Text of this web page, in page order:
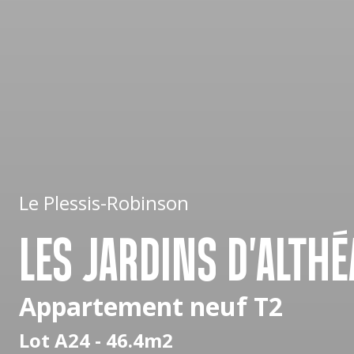
Le Plessis-Robinson
LES JARDINS
Appartement neuf T2
Lot A24 - 46.4m2